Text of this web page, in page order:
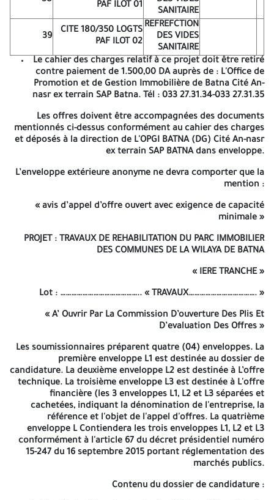
CITE 120 LOGEMENTS
METEO A BATNA
CITE 414/800 LOGEMENT A
BATNA (BLOC 01-02-03-04-
05-06-07-08-21-22-23-27-28-
39) ILOT 01
peinture
CITE 414/800 LOGEMENT A
BATNA (BLOC 09-10-11-12-13-
ILOT 02
Travaux de
CITE 414/800 LOGEMENT A
BATNA (BLOC 15-16-17-30-31-
32-33-34-35-36-37-38) ILOT
Travaux de
peinture
CITE 414/800 LOGEMENT A
40-41-42-43-44-45) ILOT 04
CITE 300 LOGEMENT
01 A 04) ILOT 01
CITE 100 LOGEMENTS A
Travaux de
CITE 164 LOGEMENTS A
BATNA ILOT 01
BOUZOUARE A BATNA
peinture
23
CITE 185 LOGEMENTS
24
CITE 180 LOGEMENTS
BOUZOUARE A BATNA ILOT
01
Travaux de
peinture
25
CITE 180 LOGEMENTS
BOUZOUARE A BATNA ILOT
02
Travaux de
peinture
26
CITE 50 LOGEMENTS
TERRAIN MAAREF A BATNA
Travaux de
peinture
CITE 168 LOGEMENTS CPA-
ECOTEC A BATNA
Travaux de
peinture
CITE 40 LOGEMENTS A
BATNA
peinture
PAF ILOT 01
SANITAIRE
39
CITE 180/350 LOGTS
PAF ILOT 02
REFREFCTION
DES VIDES
SANITAIRE
Le cahier des charges relatif à ce projet doit être retiré
contre paiement de 1.500,00 DA auprès de : L'Office de
Promotion et de Gestion Immobilière de Batna Cité An-
nasr ex terrain SAP Batna. Tél : 033 27.31.34-033 27.31.35
Les offres doivent être accompagnées des documents
mentionnés ci-dessus conformément au cahier des charges
et déposés à la direction de L'OPGI BATNA (DG) Cité An-nasr
ex terrain SAP BATNA dans enveloppe.
L’enveloppe extérieure anonyme ne devra comporter que la
mention :
« avis d’appel d’offre ouvert avec exigence de capacité
minimale »
PROJET : TRAVAUX DE REHABILITATION DU PARC IMMOBILIER
DES COMMUNES DE LA WILAYA DE BATNA
« IERE TRANCHE »
Lot : …………………………………….. « TRAVAUX………………………………. »
« A’ Ouvrir Par La Commission D’ouverture Des Plis Et
D’evaluation Des Offres »
Les soumissionnaires préparent quatre (04) enveloppes. La
première enveloppe L1 est destinée au dossier de
candidature. La deuxième enveloppe L2 est destinée à L’offre
technique. La troisième enveloppe L3 est destinée à L'offre
financière (les 3 enveloppes L1, L2 et L3 séparées et
cachetées, indiquant la dénomination de l'entreprise, la
référence et l'objet de l'appel d'offres. La quatrième
enveloppe L Contiendera les trois enveloppes L1, L2 et L3
conformément à l'article 67 du décret présidentiel numéro
15-247 du 16 septembre 2015 portant réglementation des
marchés publics.
Contenu du dossier de candidature :